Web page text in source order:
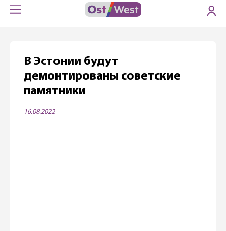
В Эстонии будут
демонтированы советские
памятники
16.08.2022